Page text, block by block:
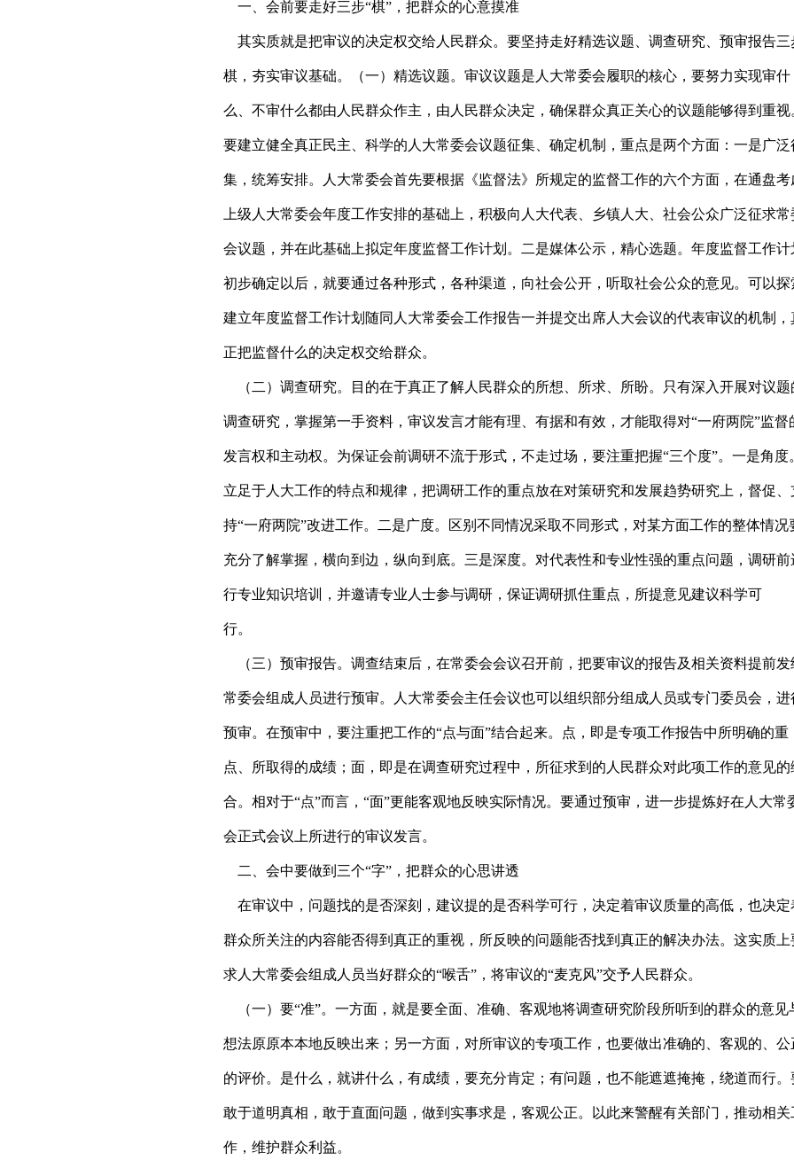
一、会前要走好三步“棋”，把群众的心意摸准
其实质就是把审议的决定权交给人民群众。要坚持走好精选议题、调查研究、预审报告三
棋，夯实审议基础。（一）精选议题。审议议题是人大常委会履职的核心，要努力实现审什
么、不审什么都由人民群众作主，由人民群众决定，确保群众真正关心的议题能够得到重视
要建立健全真正民主、科学的人大常委会议题征集、确定机制，重点是两个方面：一是广泛
集，统筹安排。人大常委会首先要根据《监督法》所规定的监督工作的六个方面，在通盘考
上级人大常委会年度工作安排的基础上，积极向人大代表、乡镇人大、社会公众广泛征求常
会议题，并在此基础上拟定年度监督工作计划。二是媒体公示，精心选题。年度监督工作计
初步确定以后，就要通过各种形式，各种渠道，向社会公开，听取社会公众的意见。可以探
建立年度监督工作计划随同人大常委会工作报告一并提交出席人大会议的代表审议的机制，
正把监督什么的决定权交给群众。
（二）调查研究。目的在于真正了解人民群众的所想、所求、所盼。只有深入开展对议题
调查研究，掌握第一手资料，审议发言才能有理、有据和有效，才能取得对“一府两院”监督
发言权和主动权。为保证会前调研不流于形式，不走过场，要注重把握“三个度”。一是角度
立足于人大工作的特点和规律，把调研工作的重点放在对策研究和发展趋势研究上，督促、
持“一府两院”改进工作。二是广度。区别不同情况采取不同形式，对某方面工作的整体情况
充分了解掌握，横向到边，纵向到底。三是深度。对代表性和专业性强的重点问题，调研前
行专业知识培训，并邀请专业人士参与调研，保证调研抓住重点，所提意见建议科学可
行。
（三）预审报告。调查结束后，在常委会会议召开前，把要审议的报告及相关资料提前发
常委会组成人员进行预审。人大常委会主任会议也可以组织部分组成人员或专门委员会，进
预审。在预审中，要注重把工作的“点与面”结合起来。点，即是专项工作报告中所明确的重
点、所取得的成绩；面，即是在调查研究过程中，所征求到的人民群众对此项工作的意见的
合。相对于“点”而言，“面”更能客观地反映实际情况。要通过预审，进一步提炼好在人大常
会正式会议上所进行的审议发言。
二、会中要做到三个“字”，把群众的心思讲透
在审议中，问题找的是否深刻，建议提的是否科学可行，决定着审议质量的高低，也决定
群众所关注的内容能否得到真正的重视，所反映的问题能否找到真正的解决办法。这实质上
求人大常委会组成人员当好群众的“喉舌”，将审议的“麦克风”交予人民群众。
（一）要“准”。一方面，就是要全面、准确、客观地将调查研究阶段所听到的群众的意见
想法原原本本地反映出来；另一方面，对所审议的专项工作，也要做出准确的、客观的、公
的评价。是什么，就讲什么，有成绩，要充分肯定；有问题，也不能遮遮掩掩，绕道而行。
敢于道明真相，敢于直面问题，做到实事求是，客观公正。以此来警醒有关部门，推动相关
作，维护群众利益。